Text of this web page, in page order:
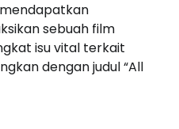
sebuah film
isu vital terkait
dengan judul “All